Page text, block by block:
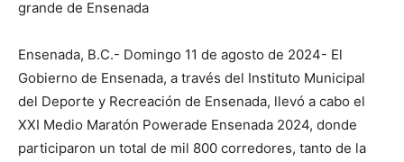
grande de Ensenada
Ensenada, B.C.- Domingo 11 de agosto de 2024- El
Gobierno de Ensenada, a través del Instituto Municipal
del Deporte y Recreación de Ensenada, llevó a cabo el
XXI Medio Maratón Powerade Ensenada 2024, donde
participaron un total de mil 800 corredores, tanto de la